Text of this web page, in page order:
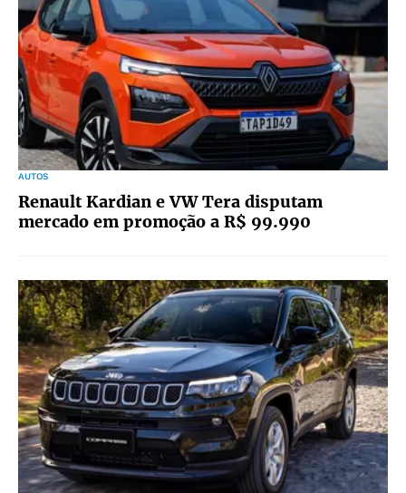
AUTOS
Renault Kardian e VW Tera disputam
mercado em promoção a R$ 99.990